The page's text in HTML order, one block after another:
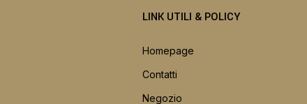
LINK UTILI & POLICY
Homepage
Contatti
Negozio